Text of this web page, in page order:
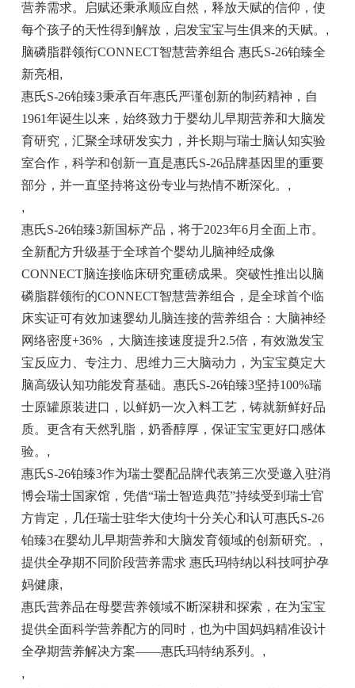
营养需求。启赋还秉承顺应自然，释放天赋的信仰，使
每个孩子的天性得到解放，启发宝宝与生俱来的天赋。 ,
脑磷脂群领衔CONNECT智慧营养组合 惠氏S-26铂臻全
新亮相,
惠氏S-26铂臻3秉承百年惠氏严谨创新的制药精神，自
1961年诞生以来，始终致力于婴幼儿早期营养和大脑发
育研究，汇聚全球研发实力，并长期与瑞士脑认知实验
室合作，科学和创新一直是惠氏S-26品牌基因里的重要
部分，并一直坚持将这份专业与热情不断深化。 ,
,
惠氏S-26铂臻3新国标产品，将于2023年6月全面上市。
全新配方升级基于全球首个婴幼儿脑神经成像
CONNECT脑连接临床研究重磅成果。突破性推出以脑
磷脂群领衔的CONNECT智慧营养组合，是全球首个临
床实证可有效加速婴幼儿脑连接的营养组合：大脑神经
网络密度+36% ，大脑连接速度提升2.5倍，有效激发宝
宝反应力、专注力、思维力三大脑动力，为宝宝奠定大
脑高级认知功能发育基础。惠氏S-26铂臻3坚持100%瑞
士原罐原装进口，以鲜奶一次入料工艺，铸就新鲜好品
质。更含有天然乳脂，奶香醇厚，保证宝宝更好口感体
验。 ,
惠氏S-26铂臻3作为瑞士婴配品牌代表第三次受邀入驻消
博会瑞士国家馆，凭借“瑞士智造典范”持续受到瑞士官
方肯定，几任瑞士驻华大使均十分关心和认可惠氏S-26
铂臻3在婴幼儿早期营养和大脑发育领域的创新研究。 ,
提供全孕期不同阶段营养需求 惠氏玛特纳以科技呵护孕
妈健康,
惠氏营养品在母婴营养领域不断深耕和探索，在为宝宝
提供全面科学营养配方的同时，也为中国妈妈精准设计
全孕期营养解决方案——惠氏玛特纳系列。 ,
,